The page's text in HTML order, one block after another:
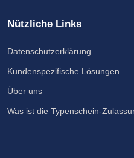
Nützliche Links
Datenschutzerklärung
Kundenspezifische Lösungen
Über uns
Was ist die Typenschein-